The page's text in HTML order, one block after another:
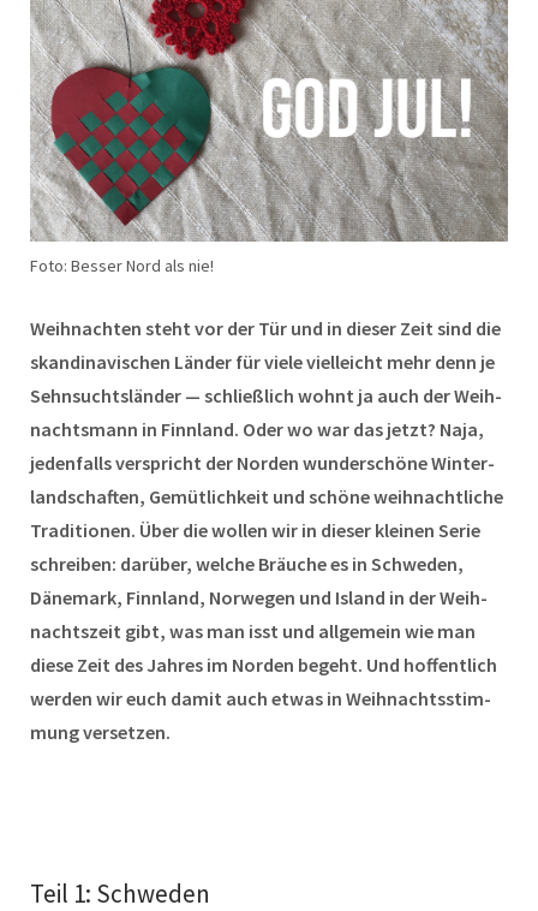
Foto: Besser Nord als nie!
Wei­h­nacht­en ste­ht vor der Tür und in dieser Zeit sind die
skan­di­navis­chen Län­der für viele vielle­icht mehr denn je
Sehn­sucht­slän­der — schließlich wohnt ja auch der Wei­h­
nachts­mann in Finn­land. Oder wo war das jet­zt? Naja,
jeden­falls ver­spricht der Nor­den wun­der­schöne Win­ter­
land­schaften, Gemütlichkeit und schöne wei­h­nachtliche
Tra­di­tio­nen. Über die wollen wir in dieser kleinen Serie
schreiben: darüber, welche Bräuche es in Schwe­den,
Däne­mark, Finn­land, Nor­we­gen und Island in der Wei­h­
nacht­szeit gibt, was man isst und all­ge­mein wie man
diese Zeit des Jahres im Nor­den bege­ht. Und hof­fentlich
wer­den wir euch damit auch etwas in Wei­h­nachtsstim­
mung versetzen.
Teil 1: Schweden